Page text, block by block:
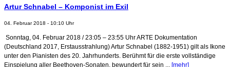
Artur Schnabel – Komponist im Exil
04. Februar 2018 - 10:10 Uhr
Sonntag, 04. Februar 2018 / 23:05 – 23:55 Uhr ARTE Dokumentation
(Deutschland 2017, Erstausstrahlung) Artur Schnabel (1882-1951) gilt als Ikone
unter den Pianisten des 20. Jahrhunderts. Berühmt für die erste vollständige
Einspielung aller Beethoven-Sonaten, bewundert für sein ... [mehr]